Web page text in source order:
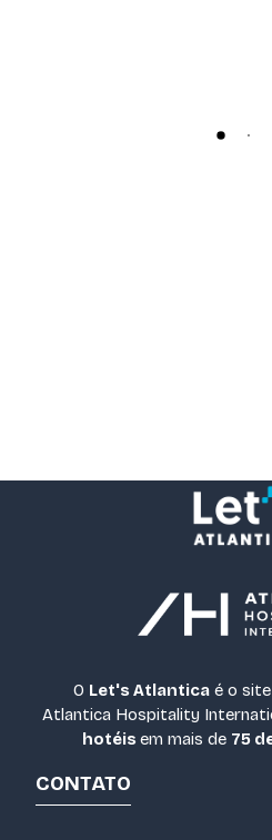
O Let's Atlantica é o
Atlantica Hospitality
hotéisem mais de 75
CONTATO